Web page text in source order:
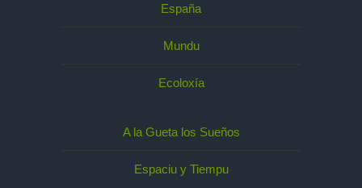
España
Mundu
Ecoloxía
A la Gueta los Sueños
Espaciu y Tiempu